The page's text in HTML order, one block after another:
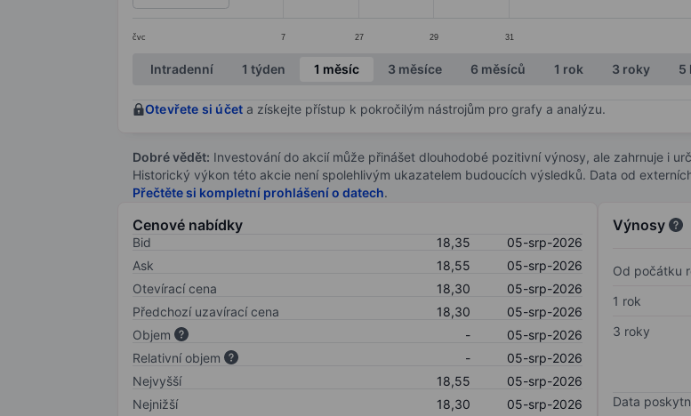
čvc 7 27 29 31
End of interactive chart.
Intradenní 1 týden 1 měsíc 3 měsíce 6 měsíců 1 rok 3 roky 5
Otevřete si účet a získejte přístup k pokročilým nástrojům pro grafy a analýzu.
Dobré vědět: Investování do akcií může přinášet dlouhodobé pozitivní výnosy, ale zahrnuje i
Historický výkon této akcie není spolehlivým ukazatelem budoucích výsledků. Data od
Přečtěte si kompletní prohlášení o datech.
Cenové nabídky
Bid 18,35
05-srp-2026
Ask
18,55
05-srp-2026
Otevírací cena
18,30
05-srp-2026
Předchozí uzavírací cena
18,30
05-srp-2026
Objem
-
05-srp-2026
Relativní objem
-
05-srp-2026
Nejvyšší
18,55
05-srp-2026
Nejnižší
18,30 05-srp-2026
Výnosy
Od počátku
1 rok
3 roky
Data